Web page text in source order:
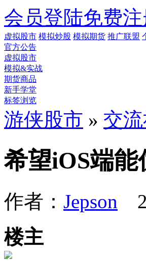
会员登陆免费
虚拟股市 模拟炒股 模拟期货 推广联盟
官方公告
虚拟股市
模拟&实战
期货商品
新手学堂
标签浏览
游侠股市 » 交
希望iOS端
作者： Jepson
楼主